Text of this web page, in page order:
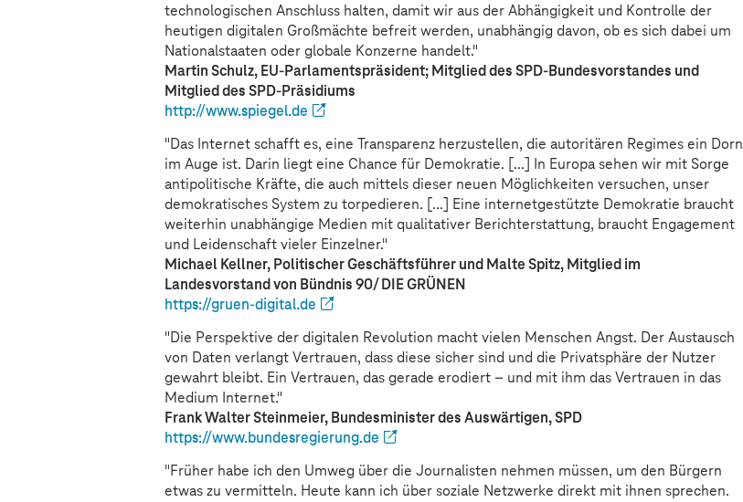
technologischen Anschluss halten, damit wir aus der Abhängigkeit und Kontrolle der
heutigen digitalen Großmächte befreit werden, unabhängig davon, ob es sich dabei um
Nationalstaaten oder globale Konzerne handelt."
Martin Schulz, EU-Parlamentspräsident; Mitglied des SPD-Bundesvorstandes und
Mitglied des SPD-Präsidiums
http://www.spiegel.de
"Das Internet schafft es, eine Transparenz herzustellen, die autoritären Regimes ein Dorn
im Auge ist. Darin liegt eine Chance für Demokratie. [...] In Europa sehen wir mit Sorge
antipolitische Kräfte, die auch mittels dieser neuen Möglichkeiten versuchen, unser
demokratisches System zu torpedieren. [...] Eine internetgestützte Demokratie braucht
weiterhin unabhängige Medien mit qualitativer Berichterstattung, braucht Engagement
und Leidenschaft vieler Einzelner."
Michael Kellner, Politischer Geschäftsführer und Malte Spitz, Mitglied im
Landesvorstand von Bündnis 90/ DIE GRÜNEN
https://gruen-digital.de
"Die Perspektive der digitalen Revolution macht vielen Menschen Angst. Der Austausch
von Daten verlangt Vertrauen, dass diese sicher sind und die Privatsphäre der Nutzer
gewahrt bleibt. Ein Vertrauen, das gerade erodiert – und mit ihm das Vertrauen in das
Medium Internet."
Frank Walter Steinmeier, Bundesminister des Auswärtigen, SPD
https://www.bundesregierung.de
"Früher habe ich den Umweg über die Journalisten nehmen müssen, um den Bürgern
etwas zu vermitteln. Heute kann ich über soziale Netzwerke direkt mit ihnen sprechen.